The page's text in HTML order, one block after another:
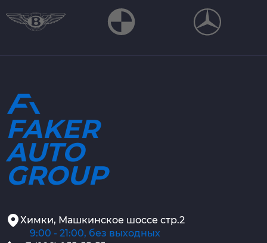
FAKER
AUTO
GROUP
Химки, Машкинское шоссе стр.2
9:00 - 21:00, без выходных